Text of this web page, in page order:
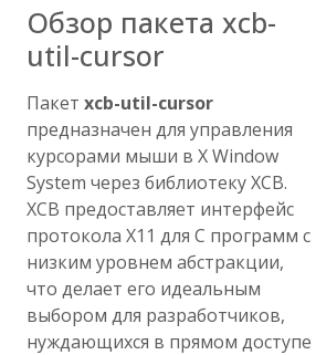
Обзор пакета xcb-
util-cursor
Пакет xcb-util-cursor
предназначен для управления
курсорами мыши в X Window
System через библиотеку XCB.
XCB предоставляет интерфейс
протокола X11 для C программ с
низким уровнем абстракции,
что делает его идеальным
выбором для разработчиков,
нуждающихся в прямом доступе